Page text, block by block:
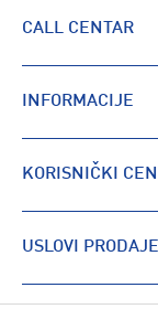
CALL CENTAR
INFORMACIJE
KORISNIČKI
USLOVI PRODAJE